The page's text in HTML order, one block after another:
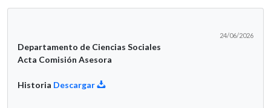
24/06/2026
Departamento de Ciencias Sociales
Acta Comisión Asesora
Historia Descargar